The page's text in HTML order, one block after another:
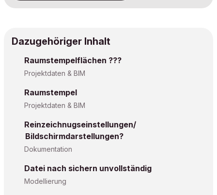
Dazugehöriger Inhalt
Raumstempelflächen ???
Projektdaten & BIM
Raumstempel
Projektdaten & BIM
Reinzeichnugseinstellungen/
Bildschirmdarstellungen?
Dokumentation
Datei nach sichern unvollständig
Modellierung